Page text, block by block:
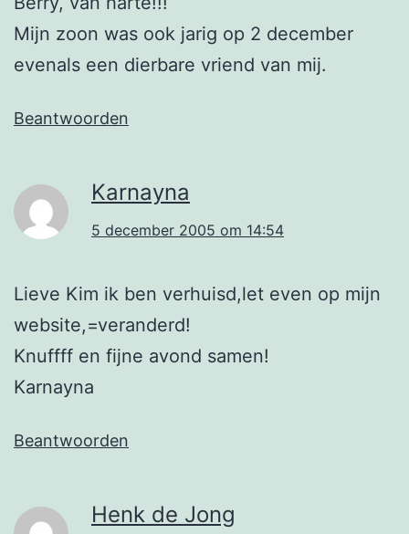
Mijn zoon was ook jarig op 2 december
evenals een dierbare vriend van mij.
Beantwoorden
Karnayna
5 december 2005 om 14:54
Lieve Kim ik ben verhuisd,let even op mijn
website,=veranderd!
Knuffff en fijne avond samen!
Karnayna
Beantwoorden
Henk de Jong